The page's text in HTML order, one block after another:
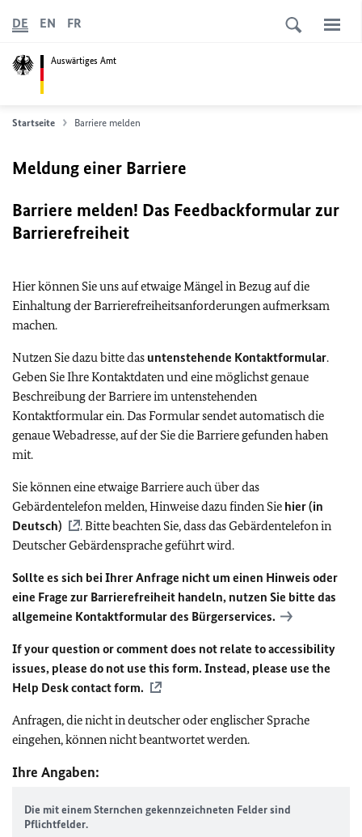
Auswärtiges Amt
DE EN FR
Startseite Barriere melden
Meldung einer Barriere
Barriere melden! Das Feedbackformular zur
Barrierefreiheit
Hier können Sie uns auf etwaige Mängel in Bezug auf die
Einhaltung der Barrierefreiheitsanforderungen aufmerksam
machen.
Nutzen Sie dazu bitte das untenstehende Kontaktformular.
Geben Sie Ihre Kontaktdaten und eine möglichst genaue
Beschreibung der Barriere im untenstehenden
Kontaktformular ein. Das Formular sendet automatisch die
genaue Webadresse, auf der Sie die Barriere gefunden haben
mit.
Sie können eine etwaige Barriere auch über das
Gebärdentelefon melden, Hinweise dazu finden Sie hier (in
Deutsch)
. Bitte beachten Sie, dass das Gebärdentelefon in
Deutscher Gebärdensprache geführt wird.
Sollte es sich bei Ihrer Anfrage nicht um einen Hinweis oder
eine Frage zur Barrierefreiheit handeln, nutzen Sie bitte das
allgemeine Kontaktformular des Bürgerservices.
If your question or comment does not relate to accessibility
issues, please do not use this form. Instead, please use the
Help Desk contact form.
Anfragen, die nicht in deutscher oder englischer Sprache
eingehen, können nicht beantwortet werden.
Ihre Angaben:
Die mit einem Sternchen gekennzeichneten Felder sind
Pflichtfelder.